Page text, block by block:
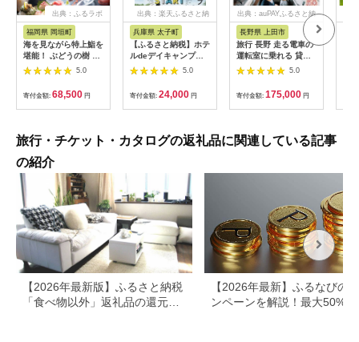
出典：ふるラボ
福岡県 岡垣町
海を見ながら特上鮨を
堪能！ ぶどうの樹 鮨
屋台ペア お食事券 海
鮮 海 屋台 食事 ペア
福岡県 岡垣町
5.0
寄付金額: 68,500 円
出典：楽天ふるさと納
兵庫県 太子町
【ふるさと納税】ホテ
ルdeデイキャンプ体
験チケット
【1364991】
5.0
寄付金額: 24,000 円
出典：auPAYふるさと納
長野県 上田市
旅行 長野 走る電車の
運転室に乗れる 貸切
列車でお仕事体験 体
験 チケット 電車 鉄道
列車 サービス 子供 子
ども こども 家族 長野
県
5.0
寄付金額: 175,000 円
旅行・チケット・カタログの返礼品に関連している記事
の紹介
【2026年最新版】ふるさと納税
「食べ物以外」返礼品の還元率
【2026年最新】ふるなびの
ンペーンを解説！最大50%還